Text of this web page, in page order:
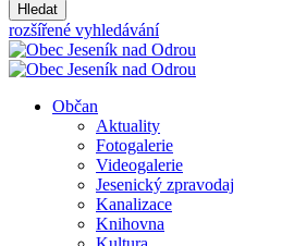
Hledat
rozšířené vyhledávání
Občan
Aktuality
Fotogalerie
Videogalerie
Jesenický zpravodaj
Kanalizace
Knihovna